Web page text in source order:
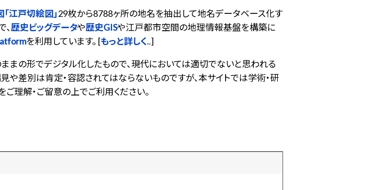
江戸切絵図」29枚から8788ヶ所の地名を抽出して地名データベース化す
歴史ビッグデータや歴史GISや江戸都市空間の地理情報基盤を構築に
を利用しています。 [もっと詳しく..]
まの形でデジタル化したもので、現代においては適切でないと思われる
や差別は肯定・容認されてはならないものですが、本サイトでは学術・研
理解・ご留意の上でご利用ください。